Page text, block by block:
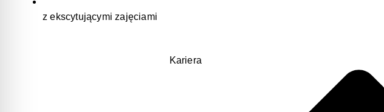
Kariera
z ekscytującymi zajęciami